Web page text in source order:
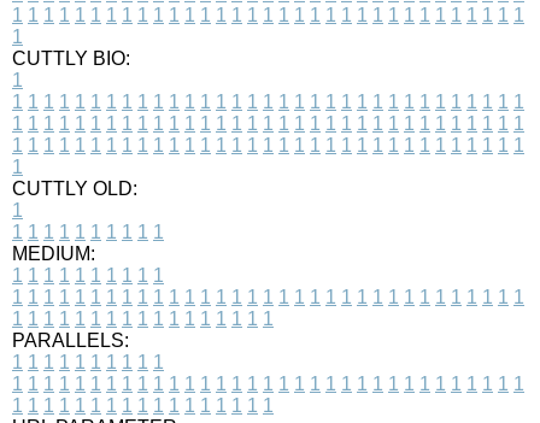
1 1 1 1 1 1 1 1 1 1 1 1 1 1 1 1 1 1 1 1 1 1 1 1 1 1 1 1 1 1 1 1 1
1
CUTTLY BIO:
1
1 1 1 1 1 1 1 1 1 1 1 1 1 1 1 1 1 1 1 1 1 1 1 1 1 1 1 1 1 1 1 1 1
1 1 1 1 1 1 1 1 1 1 1 1 1 1 1 1 1 1 1 1 1 1 1 1 1 1 1 1 1 1 1 1 1
1 1 1 1 1 1 1 1 1 1 1 1 1 1 1 1 1 1 1 1 1 1 1 1 1 1 1 1 1 1 1 1 1
1
CUTTLY OLD:
1
1 1 1 1 1 1 1 1 1 1
MEDIUM:
1 1 1 1 1 1 1 1 1 1
1 1 1 1 1 1 1 1 1 1 1 1 1 1 1 1 1 1 1 1 1 1 1 1 1 1 1 1 1 1 1 1 1
1 1 1 1 1 1 1 1 1 1 1 1 1 1 1 1 1
PARALLELS:
1 1 1 1 1 1 1 1 1 1
1 1 1 1 1 1 1 1 1 1 1 1 1 1 1 1 1 1 1 1 1 1 1 1 1 1 1 1 1 1 1 1 1
1 1 1 1 1 1 1 1 1 1 1 1 1 1 1 1 1